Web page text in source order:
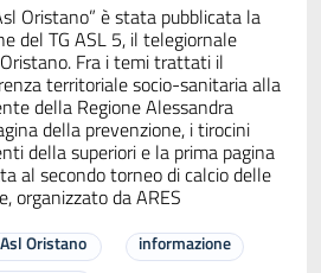
Oristano” è stata pubblicata la
del TG ASL 5, il telegiornale
Fra i temi trattati il
territoriale socio-sanitaria alla
della Regione Alessandra
della prevenzione, i tirocini
della superiori e la prima pagina
al secondo torneo di calcio delle
organizzato da ARES
Asl Oristano
informazione